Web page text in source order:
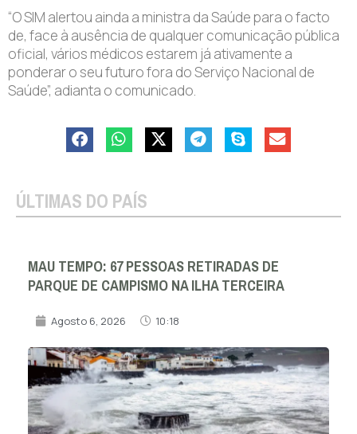
“O SIM alertou ainda a ministra da Saúde para o facto
de, face à ausência de qualquer comunicação pública
oficial, vários médicos estarem já ativamente a
ponderar o seu futuro fora do Serviço Nacional de
Saúde”, adianta o comunicado.
ÚLTIMAS DO PAÍS
MAU TEMPO: 67 PESSOAS RETIRADAS DE
PARQUE DE CAMPISMO NA ILHA TERCEIRA
Agosto 6, 2026 10:18